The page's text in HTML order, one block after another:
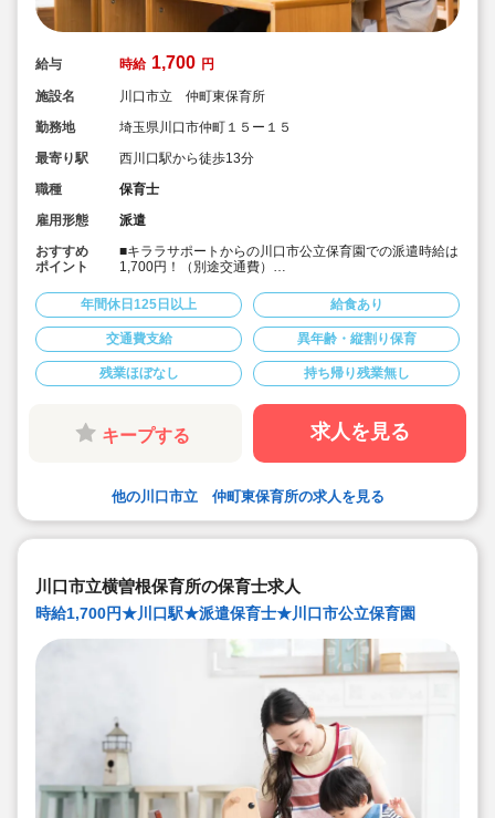
給与 時給 1,700 円
施設名
川口市立 仲町東保育所
勤務地
埼玉県川口市仲町１５ー１５
最寄り駅
西川口駅から徒歩13分
職種
保育士
雇用形態
派遣
おすすめ
ポイント
■キララサポートからの川口市公立保育園での派遣時給は
1,700円！（別途交通費）
■1日あたり6時間以上での勤務時間の相談も可能です！
■土日祝完全休み＆持ち帰りや残業もありません！
■正職員が大変！パートだけど業務負担が大きい！という
方におススメです！
年間休日125日以上 給食あり
交通費支給 異年齢・縦割り保育
残業ほぼなし 持ち帰り残業無し
キープする 求人を見る
他の川口市立 仲町東保育所の求人を見る
川口市立横曽根保育所の保育士求人
時給1,700円★川口駅★派遣保育士★川口市公立保育園